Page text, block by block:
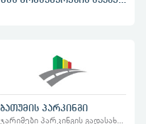
ბათუმის პარკინგი